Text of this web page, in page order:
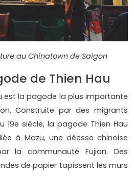
au Chinatown de Saigon
de Thien Hau
est la pagode la plus importante
Construite par des migrants
siècle, la pagode Thien Hau
à Mazu, une déesse chinoise
la communauté Fujian. Des
de papier tapissent les murs